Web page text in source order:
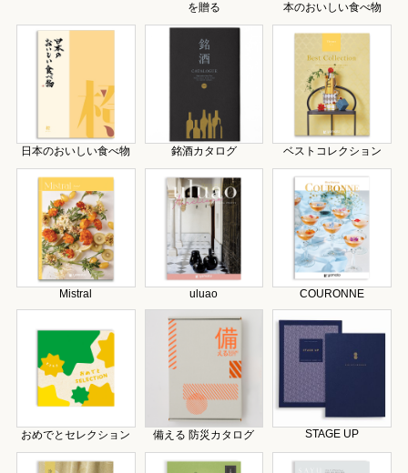
を贈る
本のおいしい食べ物
日本のおいしい食べ物 銘酒カタログ ベストコレクション
Mistral uluao COURONNE
おめでとセレクション 備える 防災カタログ STAGE UP